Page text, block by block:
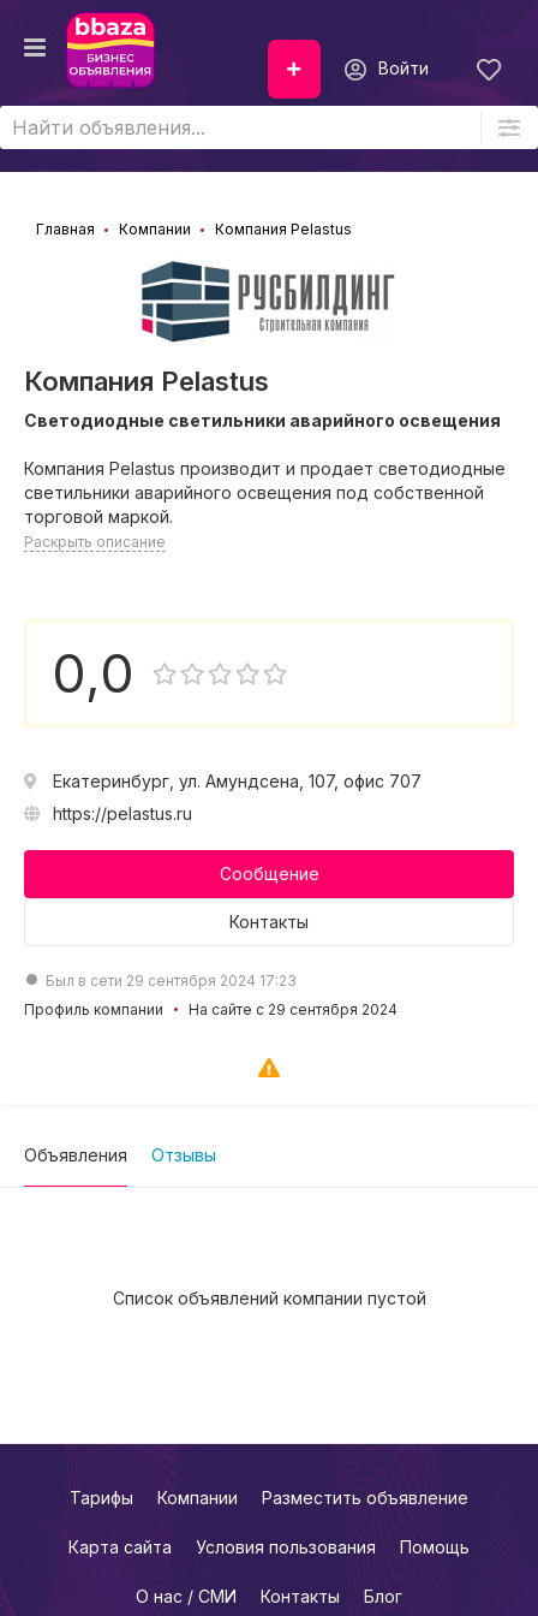
Войти
Главная Компании Компания Pelastus
Компания Pelastus
Светодиодные светильники аварийного освещения
Компания Pelastus производит и продает светодиодные
светильники аварийного освещения под собственной
торговой маркой.
Раскрыть описание
0,0
Екатеринбург, ул. Амундсена, 107, офис 707
https://pelastus.ru
Сообщение
Контакты
Был в сети 29 сентября 2024 17:23
Профиль компании
На сайте с 29 сентября 2024
Объявления Отзывы
Список объявлений компании пустой
Тарифы Компании Разместить объявление
Карта сайта Условия пользования Помощь
О нас / СМИ Контакты Блог